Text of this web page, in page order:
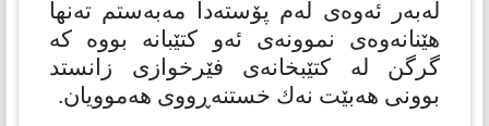
لەبەر ئەوەی لەم پۆستەدا مەبەستم تەنها
هێنانەوەی نموونەی ئەو كتێبانە بووە كە
گرگن لە كتێبخانەی فێرخوازی زانستد
بوونی هەبێت نەك خستنەڕووی هەموویان.